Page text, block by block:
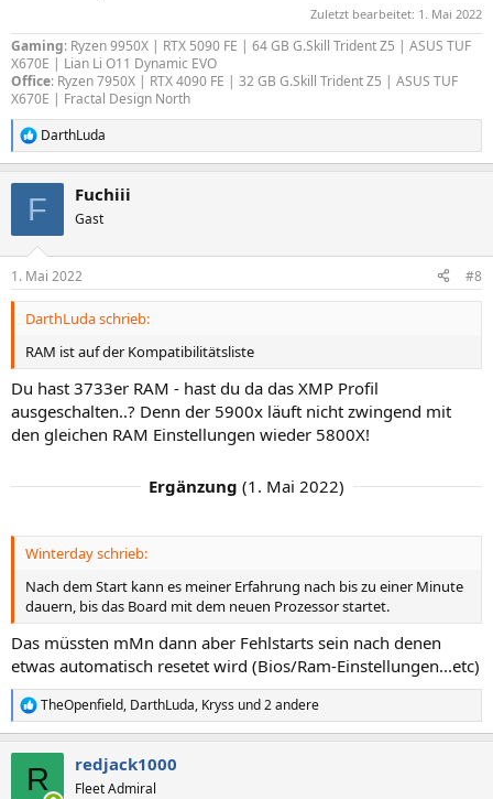
Zuletzt bearbeitet: 1. Mai 2022
Gaming: Ryzen 9950X | RTX 5090 FE | 64 GB G.Skill Trident Z5 | ASUS TUF
X670E | Lian Li O11 Dynamic EVO
Office: Ryzen 7950X | RTX 4090 FE | 32 GB G.Skill Trident Z5 | ASUS TUF
X670E | Fractal Design North
R
e
e
n
DarthLuda
F Fuchiii
Gast
1. Mai 2022 #8
DarthLuda schrieb:
RAM ist auf der Kompatibilitätsliste
Du hast 3733er RAM - hast du da das XMP Profil
ausgeschalten..? Denn der 5900x läuft nicht zwingend mit
den gleichen RAM Einstellungen wieder 5800X!
Ergänzung (1. Mai 2022)
Winterday schrieb:
Nach dem Start kann es meiner Erfahrung nach bis zu einer Minute
dauern, bis das Board mit dem neuen Prozessor startet.
Das müssten mMn dann aber Fehlstarts sein nach denen
etwas automatisch resetet wird (Bios/Ram-Einstellungen...etc)
R
e
TheOpenfield, DarthLuda, Kryss und 2 andere
R redjack1000
Fleet Admiral